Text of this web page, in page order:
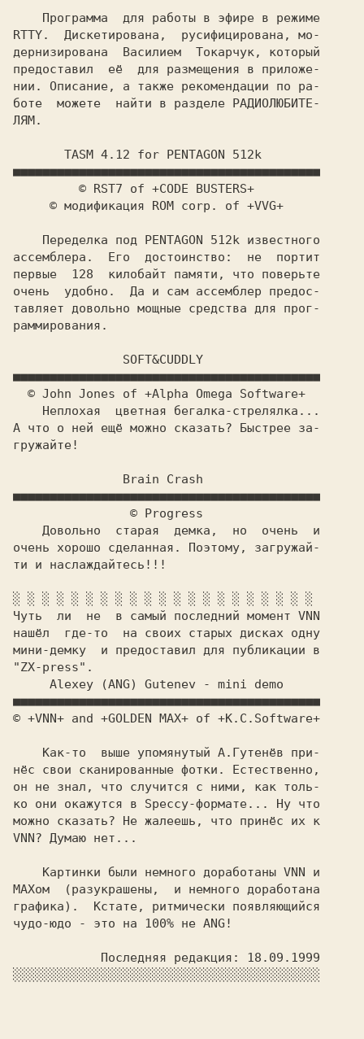
RTTY.  Дискетирована,  русифицирована, мо-
дернизирована  Василием  Токарчук, который
предоставил  её  для размещения в приложе-
нии. Описание, а также рекомендации по ра-
боте  можете  найти в разделе РАДИОЛЮБИТЕ-
ЛЯМ.
     TASM 4.12 for PENTAGON 512k
         © RST7 of +CODE BUSTERS+
     © модификация ROM corp. of +VVG+
ассемблера.  Его  достоинство:  не  портит
первые  128  килобайт памяти, что поверьте
тавляет довольно мощные средства для прог-
раммирования.
               SOFT&CUDDLY
А что о ней ещё можно сказать? Быстрее за-
гружайте!
               Brain Crash
                © Progress
очень хорошо сделанная. Поэтому, загружай-
ти и наслаждайтесь!!!
Чуть  ли  не  в самый последний момент VNN
нашёл  где-то  на своих старых дисках одну
мини-демку  и предоставил для публикации в
"ZX-press".
     Alexey (ANG) Gutenev - mini demo
нёс свои сканированные фотки. Естественно,
он не знал, что случится с ними, как толь-
ко они окажутся в Speccy-формате... Ну что
можно сказать? Не жалеешь, что принёс их к
VNN? Думаю нет...
МАХом  (разукрашены,  и немного доработана
графика).  Кстате, ритмически появляющийся
чудо-юдо - это на 100% не ANG!